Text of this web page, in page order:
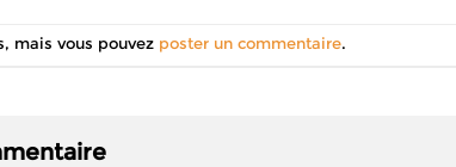
mais vous pouvez poster un commentaire.